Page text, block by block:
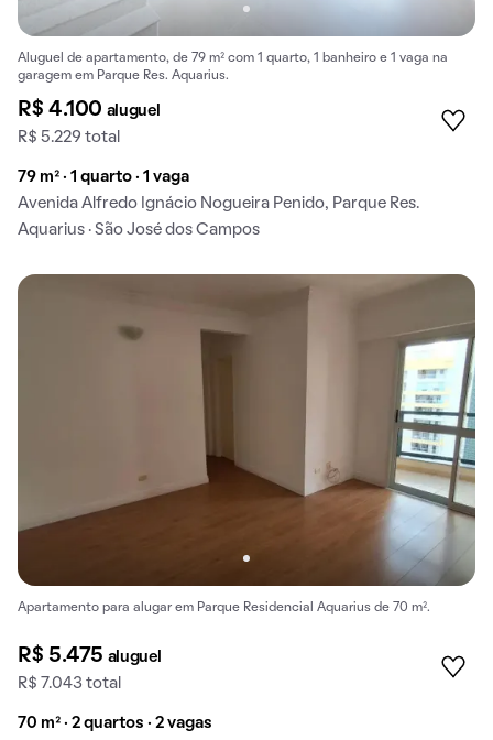
Aluguel de apartamento, de 79 m² com 1 quarto, 1 banheiro e 1 vaga na
garagem em Parque Res. Aquarius.
R$ 4.100 aluguel
R$ 5.229 total
79 m² · 1 quarto · 1 vaga
Avenida Alfredo Ignácio Nogueira Penido, Parque Res.
Aquarius · São José dos Campos
Apartamento para alugar em Parque Residencial Aquarius de 70 m².
R$ 5.475 aluguel
R$ 7.043 total
70 m² · 2 quartos · 2 vagas